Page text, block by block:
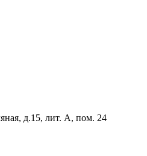
д.15, лит. А, пом. 24